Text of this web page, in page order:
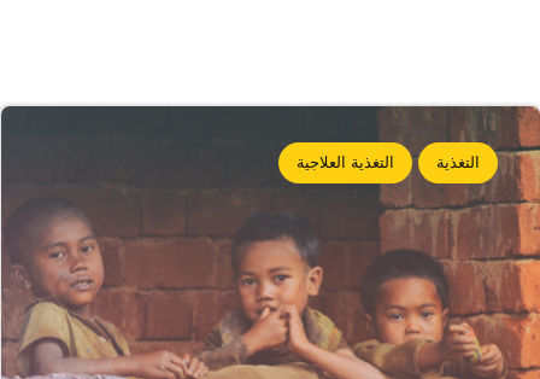
التغذية التغذية العلاجية